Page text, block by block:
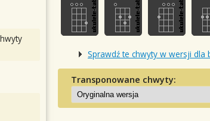
Sprawdź te chwyty w wersji dla
Transponowane chwyty: